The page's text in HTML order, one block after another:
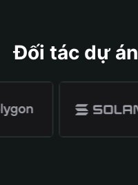
Đối tác dự án